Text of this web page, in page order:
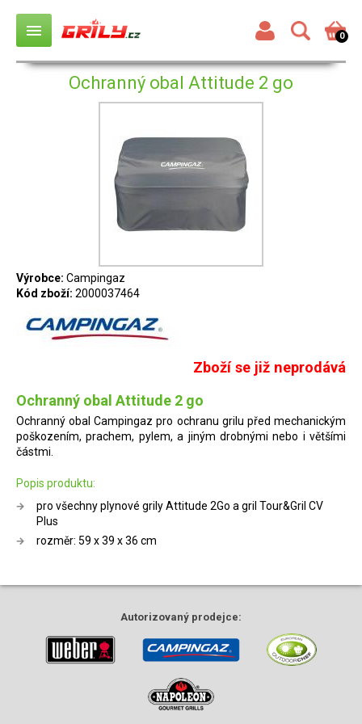
0
menu
Ochranný obal Attitude 2 go
Výrobce: Campingaz
Kód zboží: 2000037464
Zboží se již neprodává
Ochranný obal Attitude 2 go
Ochranný obal Campingaz pro ochranu grilu před mechanickým
poškozením, prachem, pylem, a jiným drobnými nebo i většími
částmi.
Popis produktu:
pro všechny plynové grily Attitude 2Go a gril Tour&Gril CV
Plus
rozměr: 59 x 39 x 36 cm
Autorizovaný prodejce: